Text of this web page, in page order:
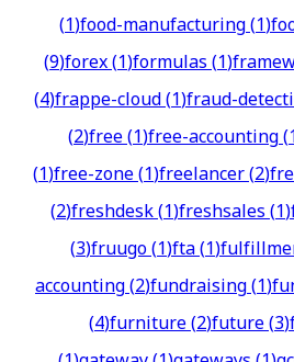
(1)food-manufacturing(1)
(9)forex(1)formulas(1)
(4)frappe-cloud(1)fraud-
(2)free(1)free-accounting(
(1)free-zone(1)freelancer(2)
(2)freshdesk(1)freshsales(1)
(3)fruugo(1)fta(1)
accounting(2)fundraising(1)
(4)furniture(2)future(3)